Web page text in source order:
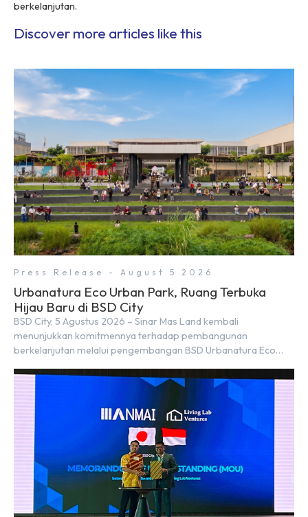
berkelanjutan.
Discover more articles like this
Press Release - August 5 2026
Urbanatura Eco Urban Park, Ruang Terbuka
Hijau Baru di BSD City
BSD City, 5 Agustus 2026 – Sinar Mas Land kembali
menunjukkan komitmennya terhadap pembangunan
berkelanjutan melalui pengembangan BSD Urbanatura Eco
jalur sungai sepanjang 1,5 km yang dikelilingi lanskap tropis
Pathway. Transformasi ini merupakan bagian dari upaya
perusahaan untuk […]